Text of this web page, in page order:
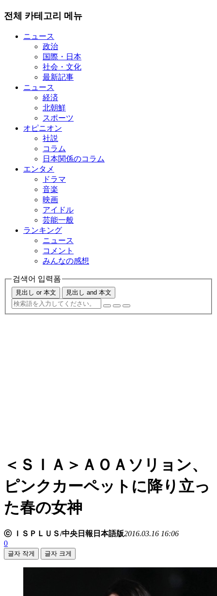
전체 카테고리 메뉴
ニュース
政治
国際・日本
社会・文化
最新記事
ニュース
経済
北朝鮮
スポーツ
オピニオン
社説
コラム
日本関係のコラム
エンタメ
ドラマ
音楽
映画
アイドル
芸能一般
ランキング
ニュース
コメント
みんなの感想
검색어 입력폼
見出し or 本文 見出し and 本文
＜ＳＩＡ＞ＡＯＡソリョン、
ピンクカーペットに降り立っ
た春の女神
ⓒ ＩＳＰＬＵＳ/中央日報日本語版2016.03.16 16:06
0
글자 작게 글자 크게